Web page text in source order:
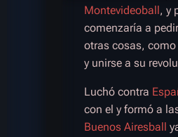
Montevideoball, y
comenzaría a
otras cosas,
y unirse a su
Luchó contra
con el y formó a
Buenos Airesball